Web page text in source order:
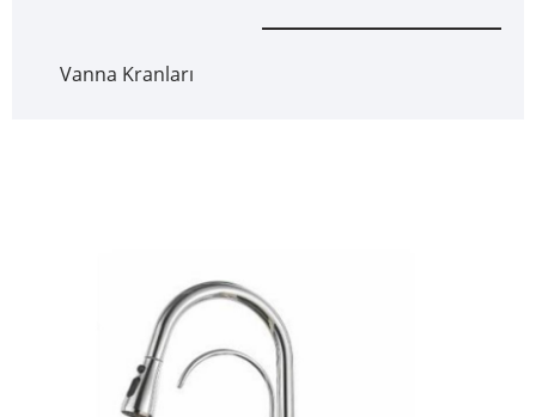
Vanna Kranları